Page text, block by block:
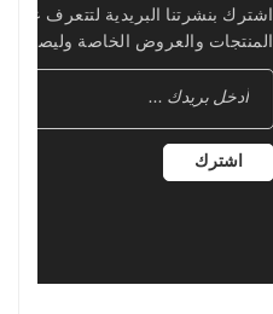
اشترك بنشرتنا البريدية لتتعرف
المنتجات والعروض الخاصة وليصلك
اشترك